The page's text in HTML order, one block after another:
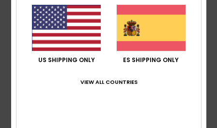
4.0/5
basado en1 reseñas verificadas
producto
US SHIPPING ONLY ES SHIPPING ONLY
VIEW ALL COUNTRIES